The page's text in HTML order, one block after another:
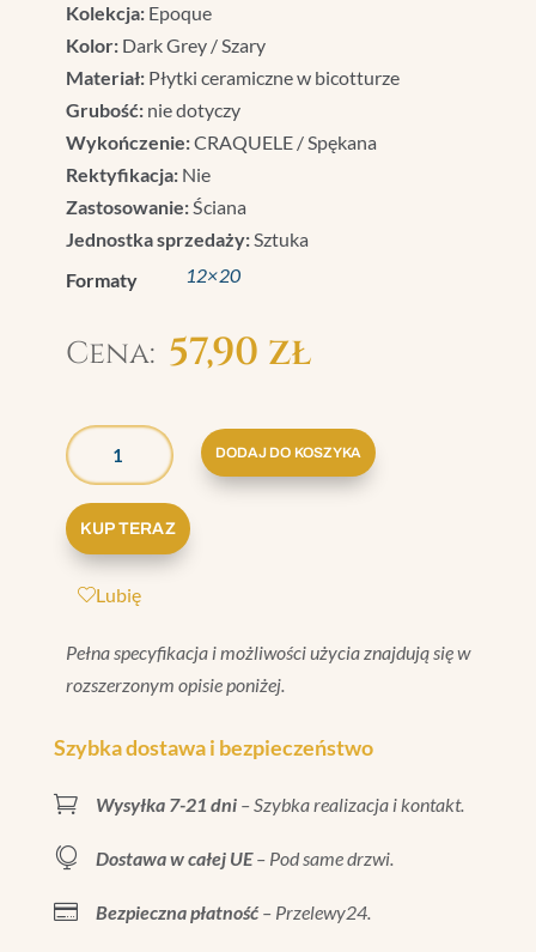
Kolekcja:Epoque
Kolor:Dark Grey / Szary
Materiał:Płytki ceramiczne w bicotturze
Grubość:nie dotyczy
Wykończenie:CRAQUELE / Spękana
Rektyfikacja:Nie
Zastosowanie:Ściana
Jednostka sprzedaży:Sztuka
Formaty
12×20
57,90 zł
GRAZIA
EPOQUE
LISTWA
DECO
GREY
CRAQUELE
DODAJ DO KOSZYKA
KUP TERAZ
Lubię
Pełna specyfikacja i możliwości użycia znajdują się w
rozszerzonym opisie poniżej.
Szybka dostawa i bezpieczeństwo
 Wysyłka 7-21 dni– Szybka realizacja i kontakt.
 Dostawa w całej UE– Pod same drzwi.
 Bezpieczna płatność– Przelewy24.